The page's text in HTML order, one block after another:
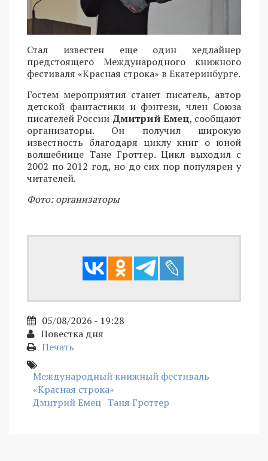
Стал известен еще один хедлайнер
предстоящего Международного книжного
фестиваля «Красная строка» в Екатеринбурге.
Гостем мероприятия станет писатель, автор
детской фантастики и фэнтези, член Союза
писателей России Дмитрий Емец, сообщают
организаторы. Он получил широкую
известность благодаря циклу книг о юной
волшебнице Тане Гроттер. Цикл выходил с
2002 по 2012 год, но до сих пор популярен у
читателей.
Фото: организаторы
05/08/2026 - 19:28
Повестка дня
Печать
Международный книжный фестиваль
«Красная строка»
Дмитрий Емец Таня Гроттер